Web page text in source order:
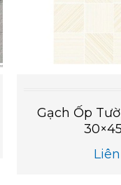
Gạch Ốp